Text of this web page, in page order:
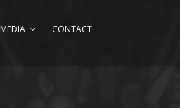
MEDIA CONTACT